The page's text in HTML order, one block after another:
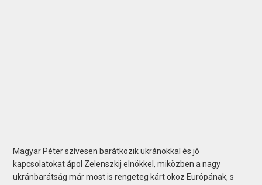
Magyar Péter szívesen barátkozik ukránokkal és jó
kapcsolatokat ápol Zelenszkij elnökkel, miközben a nagy
ukránbarátság már most is rengeteg kárt okoz Európának, s